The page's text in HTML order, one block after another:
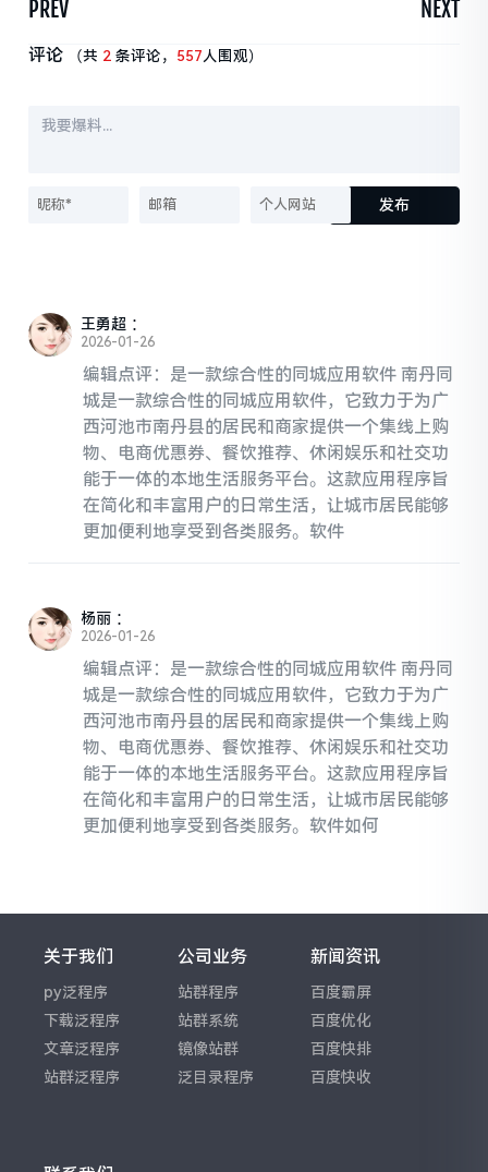
PREV NEXT
评论 （共 2 条评论， 557人围观）
发布
王勇超 ：
2026-01-26
编辑点评：是一款综合性的同城应用软件 南丹同
城是一款综合性的同城应用软件，它致力于为广
西河池市南丹县的居民和商家提供一个集线上购
物、电商优惠券、餐饮推荐、休闲娱乐和社交功
能于一体的本地生活服务平台。这款应用程序旨
在简化和丰富用户的日常生活，让城市居民能够
更加便利地享受到各类服务。软件
杨丽 ：
2026-01-26
编辑点评：是一款综合性的同城应用软件 南丹同
城是一款综合性的同城应用软件，它致力于为广
西河池市南丹县的居民和商家提供一个集线上购
物、电商优惠券、餐饮推荐、休闲娱乐和社交功
能于一体的本地生活服务平台。这款应用程序旨
在简化和丰富用户的日常生活，让城市居民能够
更加便利地享受到各类服务。软件如何
关于我们
py泛程序
下载泛程序
文章泛程序
站群泛程序
公司业务
站群程序
站群系统
镜像站群
泛目录程序
新闻资讯
百度霸屏
百度优化
百度快排
百度快收